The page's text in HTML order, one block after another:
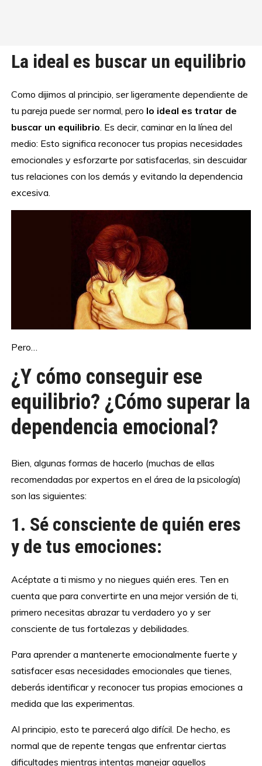
La ideal es buscar un equilibrio
Como dijimos al principio, ser ligeramente dependiente de
tu pareja puede ser normal, pero lo ideal es tratar de
buscar un equilibrio . Es decir, caminar en la línea del
medio: Esto significa reconocer tus propias necesidades
emocionales y esforzarte por satisfacerlas, sin descuidar
tus relaciones con los demás y evitando la dependencia
excesiva.
Pero…
¿Y cómo conseguir ese
equilibrio? ¿Cómo superar la
dependencia emocional?
Bien, algunas formas de hacerlo (muchas de ellas
recomendadas por expertos en el área de la psicología)
son las siguientes:
1. Sé consciente de quién eres
y de tus emociones:
Acéptate a ti mismo y no niegues quién eres. Ten en
cuenta que para convertirte en una mejor versión de ti,
primero necesitas abrazar tu verdadero yo y ser
consciente de tus fortalezas y debilidades.
Para aprender a mantenerte emocionalmente fuerte y
satisfacer esas necesidades emocionales que tienes,
deberás identificar y reconocer tus propias emociones a
medida que las experimentas.
Al principio, esto te parecerá algo difícil. De hecho, es
normal que de repente tengas que enfrentar ciertas
dificultades mientras intentas manejar aquellos